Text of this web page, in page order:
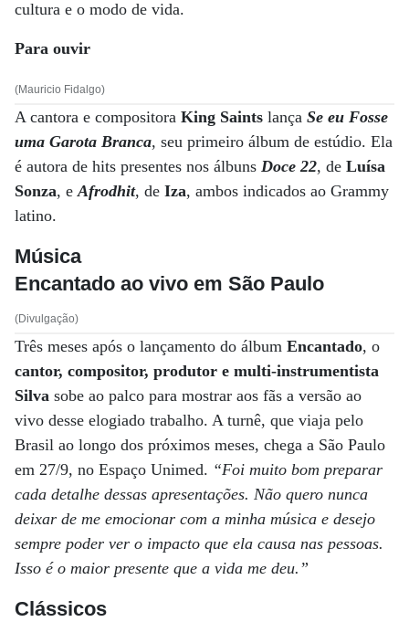
cultura e o modo de vida.
Para ouvir
(Mauricio Fidalgo)
A cantora e compositora King Saints lança Se eu Fosse
uma Garota Branca, seu primeiro álbum de estúdio. Ela
é autora de hits presentes nos álbuns Doce 22, de Luísa
Sonza, eAfrodhit, de Iza, ambos indicados ao Grammy
latino.
Música
Encantado ao vivo em São Paulo
(Divulgação)
Três meses após o lançamento do álbum Encantado, o
cantor, compositor, produtor e multi-instrumentista
Silva sobe ao palco para mostrar aos fãs a versão ao
vivo desse elogiado trabalho. A turnê, que viaja pelo
Brasil ao longo dos próximos meses, chega a São Paulo
em 27/9, no Espaço Unimed. “Foi muito bom preparar
cada detalhe dessas apresentações. Não quero nunca
deixar de me emocionar com a minha música e desejo
sempre poder ver o impacto que ela causa nas pessoas.
Isso é o maior presente que a vida me deu.”
Clássicos